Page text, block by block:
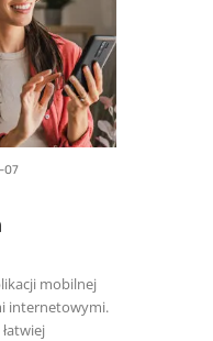
07
mobilnej
internetowymi.